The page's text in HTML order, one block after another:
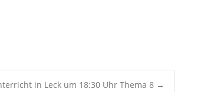
in Leck um 18:30 Uhr Thema 8 →